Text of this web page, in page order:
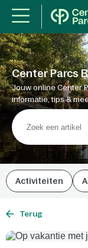
Center Parcs
Jouw online Center
informatie, tips &
Activiteiten
Terug